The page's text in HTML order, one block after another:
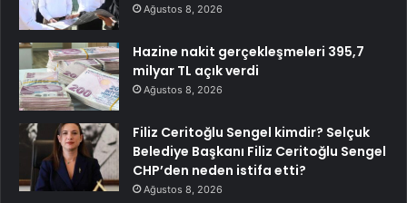
Ağustos 8, 2026
Hazine nakit gerçekleşmeleri 395,7
milyar TL açık verdi
Ağustos 8, 2026
Filiz Ceritoğlu Sengel kimdir? Selçuk
Belediye Başkanı Filiz Ceritoğlu Sengel
CHP’den neden istifa etti?
Ağustos 8, 2026